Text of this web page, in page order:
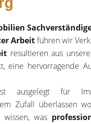
Arbeitführen wir
resultieren aus
eine hervorragende
ausgelegt für
Zufall überlassen
was